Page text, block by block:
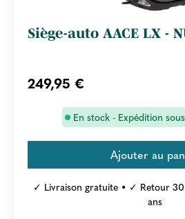
Siège-auto AACE LX -
249,95 €
En stock - Expédition
✓ Livraison gratuite • ✓ Retour
ans